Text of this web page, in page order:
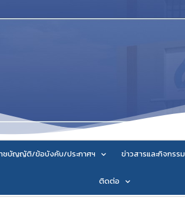
าชบัญญัติ/ข้อบังคับ/ประกาศฯ ข่าวสารและกิจกรรม
ติดต่อ